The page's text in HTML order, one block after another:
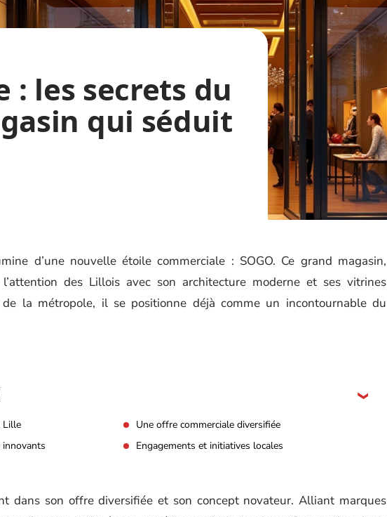
: les secrets du
qui séduit
d’une nouvelle étoile commerciale : SOGO. Ce grand magasin,
des Lillois avec son architecture moderne et ses vitrines
la métropole, il se positionne déjà comme un incontournable du
Lille
Une offre commerciale diversifiée
innovants
Engagements et initiatives locales
dans son offre diversifiée et son concept novateur. Alliant marques